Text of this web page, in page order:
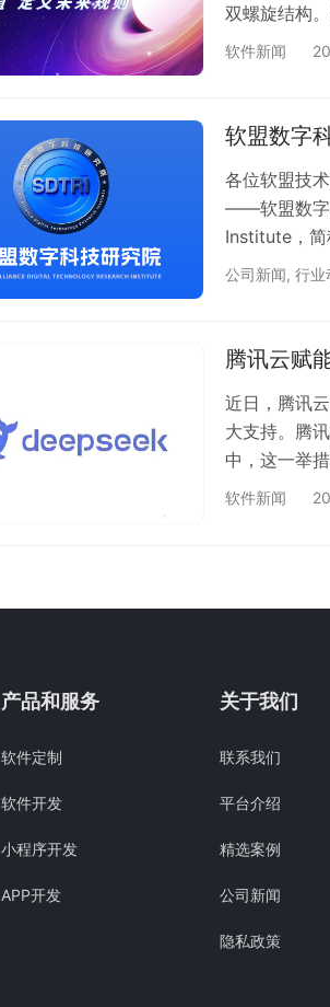
双螺旋结构
成本黑洞等
像基因编辑
软件新闻
软盟数字
各位软盟技
——软盟数字
Institute，简
的辉煌篇章
程碑，更是
公司新闻, 行业
腾讯云赋
近日，腾讯
大支持。腾
中，这一举
者开辟更广
软件新闻
产品和服务
软件定制
软件开发
小程序开发
APP开发
关于我们
联系我们
平台介绍
精选案例
公司新闻
隐私政策